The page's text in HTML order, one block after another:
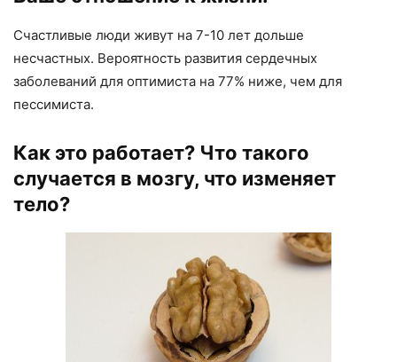
Счастливые люди живут на 7-10 лет дольше
несчастных. Вероятность развития сердечных
заболеваний для оптимиста на 77% ниже, чем для
пессимиста.
Как это работает? Что такого
случается в мозгу, что изменяет
тело?